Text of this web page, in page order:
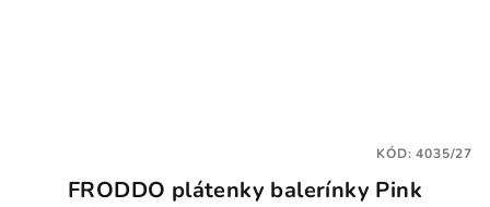
FRODDO plátenky balerínky Pink
KÓD:4035/27